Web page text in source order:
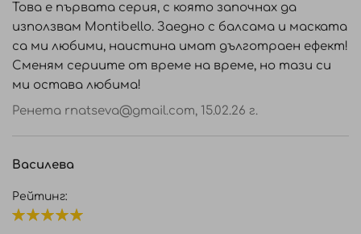
Това е първата серия, с която започнах да
използвам Montibello. Заедно с балсама и маската
са ми любими, наистина имат дълготраен ефект!
Сменям сериите от време на време, но тази си
ми остава любима!
Ренета rnatseva@gmail.com, 15.02.26 г.
Василева
Рейтинг: